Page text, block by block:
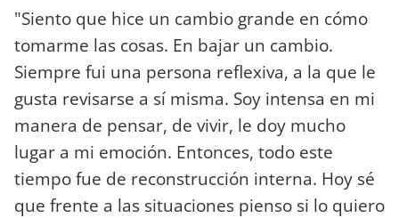
"Siento que hice un cambio grande en cómo
tomarme las cosas. En bajar un cambio.
Siempre fui una persona reflexiva, a la que le
gusta revisarse a sí misma. Soy intensa en mi
manera de pensar, de vivir, le doy mucho
lugar a mi emoción. Entonces, todo este
tiempo fue de reconstrucción interna. Hoy sé
que frente a las situaciones pienso si lo quiero